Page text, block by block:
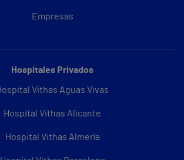
Empresas
Hospitales Privados
Vithas Aguas Vivas
Hospital Vithas Alicante
Hospital Vithas Almería